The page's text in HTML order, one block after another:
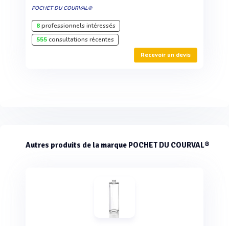
POCHET DU COURVAL®
8professionnels intéressés
555consultations récentes
Recevoir un devis
Autres produits de la marque POCHET DU COURVAL®